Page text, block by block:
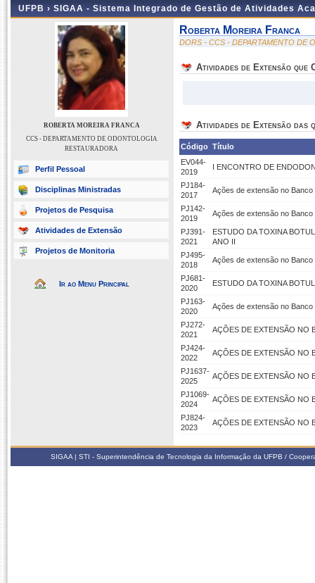
UFPB › SIGAA - Sistema Integrado de Gestão de Atividades
ROBERTA MOREIRA FRANCA
CCS - DEPARTAMENTO DE ODONTOLOGIA
RESTAURADORA
Perfil Pessoal
Disciplinas Ministradas
Projetos de Pesquisa
Atividades de Extensão
Projetos de Monitoria
Ir ao Menu Principal
Roberta Moreira Franca
DORS - CCS - DEPARTAMENTO DE
Atividades de Extensão que
Atividades de Extensão das
Código Título
EV044-
2019
I ENCONTRO DE
PJ184-
2017
Ações de extensão no
PJ142-
2019
Ações de extensão no
PJ391-
2021
ESTUDO DA TOXINA
ANO II
PJ495-
2018
Ações de extensão no
PJ681-
2020
ESTUDO DA TOXINA
PJ163-
2020
Ações de extensão no
PJ272-
2021
AÇÕES DE EXTENSÃO NO
PJ424-
2022
AÇÕES DE EXTENSÃO NO
PJ1637-
2025
AÇÕES DE EXTENSÃO NO
PJ1069-
2024
AÇÕES DE EXTENSÃO NO
PJ824-
2023
AÇÕES DE EXTENSÃO NO
SIGAA | STI - Superintendência de Tecnologia da Informação da UFPB /